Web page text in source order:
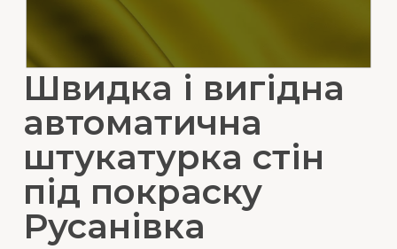
Швидка і вигідна
автоматична
штукатурка стін
під покраску
Русанівка